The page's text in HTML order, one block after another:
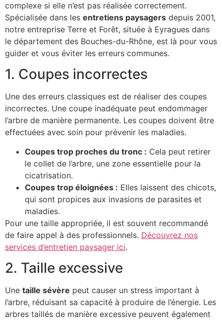
complexe si elle n’est pas réalisée correctement.
Spécialisée dans les entretiens paysagers depuis 2001,
notre entreprise Terre et Forêt, située à Eyragues dans
le département des Bouches-du-Rhône, est là pour vous
guider et vous éviter les erreurs communes.
1. Coupes incorrectes
Une des erreurs classiques est de réaliser des coupes
incorrectes. Une coupe inadéquate peut endommager
l’arbre de manière permanente. Les coupes doivent être
effectuées avec soin pour prévenir les maladies.
Coupes trop proches du tronc : Cela peut retirer
le collet de l’arbre, une zone essentielle pour la
cicatrisation.
Coupes trop éloignées : Elles laissent des chicots,
qui sont propices aux invasions de parasites et
maladies.
Pour une taille appropriée, il est souvent recommandé
de faire appel à des professionnels. Découvrez nos
services d’entretien paysager ici.
2. Taille excessive
Une taille sévère peut causer un stress important à
l’arbre, réduisant sa capacité à produire de l’énergie. Les
arbres taillés de manière excessive peuvent également